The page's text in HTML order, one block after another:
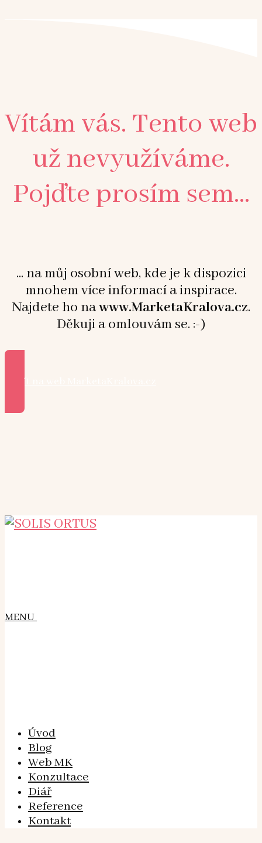
Vítám vás. Tento web
už nevyužíváme.
Pojďte prosím sem...
... na můj osobní web, kde je k dispozici
mnohem více informací a inspirace.
Najdete ho nawww.MarketaKralova.cz.
Děkuji a omlouvám se. :-)
Přejít na web MarketaKralova.cz
MENU
Úvod
Blog
Web MK
Konzultace
Diář
Reference
Kontakt